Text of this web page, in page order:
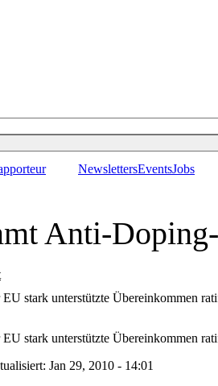
NewslettersEventsJobs
Anti-
EU stark unterstützte Übereinkommen
EU stark unterstützte Übereinkommen
Jan 29, 2010 - 14:01